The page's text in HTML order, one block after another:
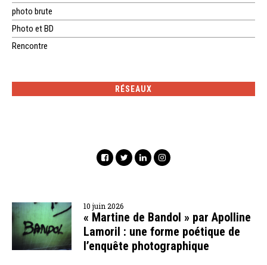
photo brute
Photo et BD
Rencontre
RÉSEAUX
10 juin 2026
« Martine de Bandol » par Apolline
Lamoril : une forme poétique de
l’enquête photographique